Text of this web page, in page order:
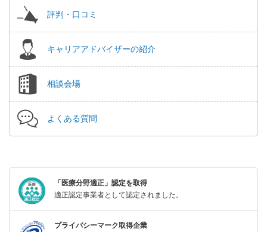
評判・口コミ
キャリアアドバイザーの紹介
相談会場
よくある質問
「医療分野適正」認定を取得
適正認定事業者として認定されました。
プライバシーマーク取得企業